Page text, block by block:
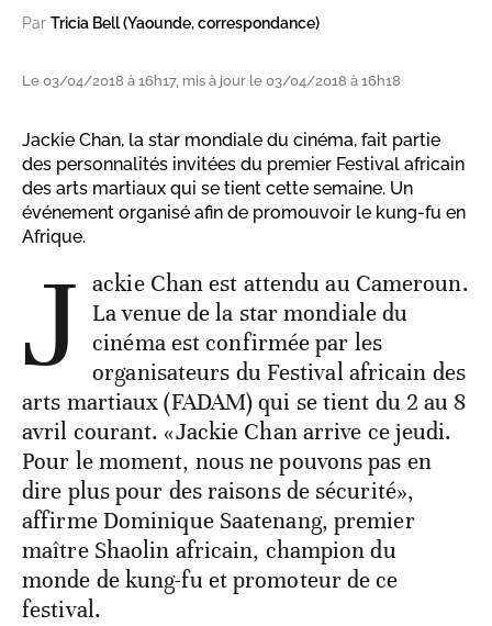
Par Tricia Bell (Yaounde, correspondance)
Le 03/04/2018 à 16h17, mis à jour le 03/04/2018 à 16h18
Jackie Chan, la star mondiale du cinéma, fait partie
des personnalités invitées du premier Festival africain
des arts martiaux qui se tient cette semaine. Un
événement organisé afin de promouvoir le kung-fu en
Afrique.
J ackie Chan est attendu au Cameroun.
La venue de la star mondiale du
cinéma est confirmée par les
organisateurs du Festival africain des
arts martiaux (FADAM) qui se tient du 2 au 8
avril courant. «Jackie Chan arrive ce jeudi.
Pour le moment, nous ne pouvons pas en
dire plus pour des raisons de sécurité»,
affirme Dominique Saatenang, premier
maître Shaolin africain, champion du
monde de kung-fu et promoteur de ce
festival.